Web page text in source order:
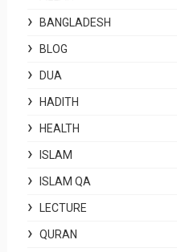
BANGLADESH
BLOG
DUA
HADITH
HEALTH
ISLAM
ISLAM QA
LECTURE
QURAN